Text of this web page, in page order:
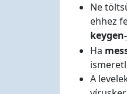
Ne
ehhez
keygen-
Ha
A